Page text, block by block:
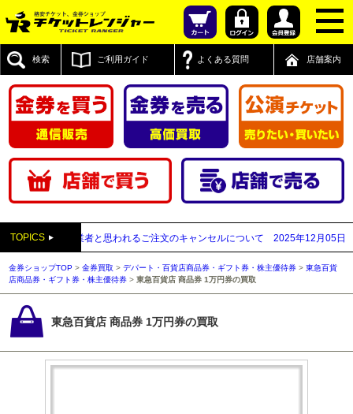
検索 ご利用ガイド よくある質問 店舗案内
TOPICS
払い買取業者と思われるご注文のキャンセルについて 2025年12月05日 【2025
金券ショップTOP >金券買取 >デパート・百貨店商品券・ギフト券・株主優待券 >東急百貨
店商品券・ギフト券・株主優待券 >東急百貨店 商品券 1万円券の買取
東急百貨店 商品券 1万円券の買取